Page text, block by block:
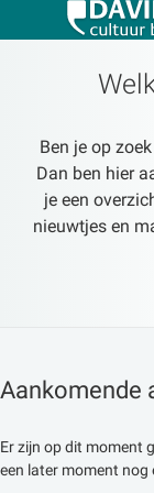
Ben je op
Dan ben hier
je een
nieuwtjes en
Aankomende
Er zijn op dit moment
een later moment nog
Zoeken